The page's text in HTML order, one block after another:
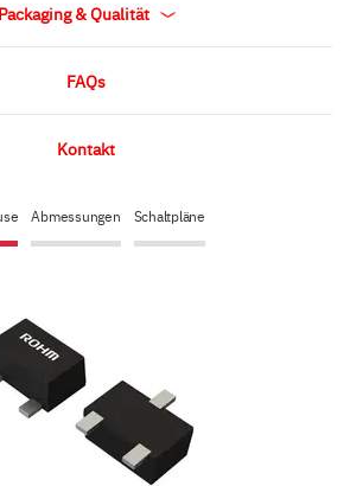
Abmessungen Schaltpläne
Packaging & Qualität
FAQs
Kontakt